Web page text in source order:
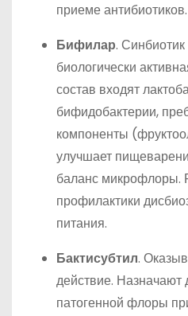
приеме антибиотиков.
Бифилар. Синбиотик
биологически
состав входят
бифидобактерии,
компоненты
улучшает
баланс микрофлоры.
профилактики
питания.
Бактисубтил.
действие. Назначают
патогенной флоры